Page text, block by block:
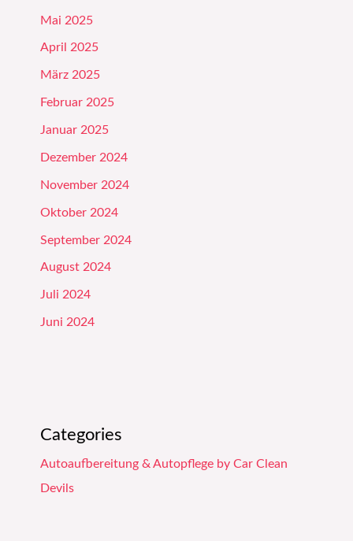
Mai 2025
April 2025
März 2025
Februar 2025
Januar 2025
Dezember 2024
November 2024
Oktober 2024
September 2024
August 2024
Juli 2024
Juni 2024
Categories
Autoaufbereitung & Autopflege by Car Clean
Devils